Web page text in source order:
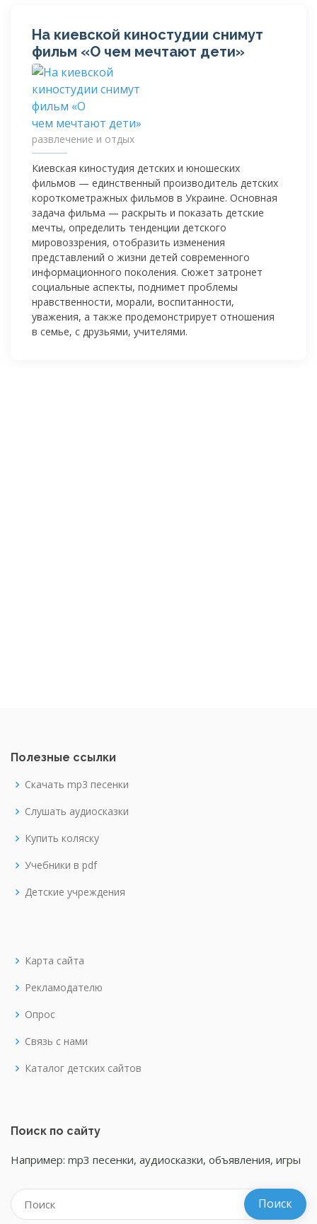
На киевской киностудии снимут
фильм «О чем мечтают дети»
развлечение и отдых
Киевская киностудия детских и юношеских
фильмов — единственный производитель детских
короткометражных фильмов в Украине. Основная
задача фильма — раскрыть и показать детские
мечты, определить тенденции детского
мировоззрения, отобразить изменения
представлений о жизни детей современного
информационного поколения. Сюжет затронет
социальные аспекты, поднимет проблемы
нравственности, морали, воспитанности,
уважения, а также продемонстрирует отношения
в семье, с друзьями, учителями.
Полезные ссылки
Скачать mp3 песенки
Слушать аудиосказки
Купить коляску
Учебники в pdf
Детские учреждения
Карта сайта
Рекламодателю
Опрос
Связь с нами
Каталог детских сайтов
Поиск по сайту
Например: mp3 песенки, аудиосказки, объявления, игры